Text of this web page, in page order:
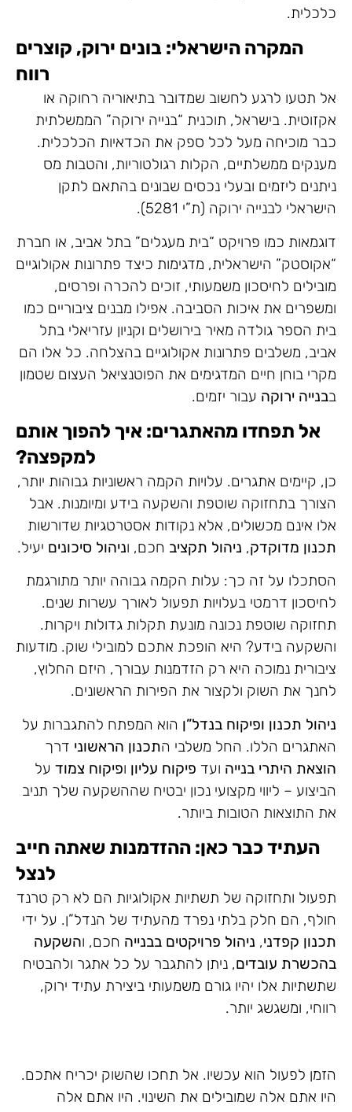
כלכלית.
המקרה הישראלי: בונים ירוק, קוצרים
רווח
אל תטעו לרגע לחשוב שמדובר בתיאוריה רחוקה או
אקזוטית. בישראל, תוכנית “בנייה ירוקה” הממשלתית
כבר מוכיחה מעל לכל ספק את הכדאיות הכלכלית.
מענקים ממשלתיים, הקלות רגולטוריות, והטבות מס
ניתנים ליזמים ובעלי נכסים שבונים בהתאם לתקן
הישראלי לבנייה ירוקה (ת”י 5281).
דוגמאות כמו פרויקט “בית מעגלים” בתל אביב, או חברת
“אקוסטק” הישראלית, מדגימות כיצד פתרונות אקולוגיים
מובילים לחיסכון משמעותי, זוכים להכרה ופרסים,
ומשפרים את איכות הסביבה. אפילו מבנים ציבוריים כמו
בית הספר גולדה מאיר בירושלים וקניון עזריאלי בתל
אביב, משלבים פתרונות אקולוגיים בהצלחה. כל אלו הם
מקרי בוחן חיים המדגימים את הפוטנציאל העצום שטמון
בבנייה ירוקה עבור יזמים.
אל תפחדו מהאתגרים: איך להפוך אותם
למקפצה?
כן, קיימים אתגרים. עלויות הקמה ראשוניות גבוהות יותר,
הצורך בתחזוקה שוטפת והשקעה בידע ומיומנות. אבל
אלו אינם מכשולים, אלא נקודות אסטרטגיות שדורשות
תכנון מדוקדק, ניהול תקציב חכם, וניהול סיכונים יעיל.
הסתכלו על זה כך: עלות הקמה גבוהה יותר מתורגמת
לחיסכון דרמטי בעלויות תפעול לאורך עשרות שנים.
תחזוקה שוטפת נכונה מונעת תקלות גדולות ויקרות.
והשקעה בידע? היא הופכת אתכם למובילי שוק. מודעות
ציבורית נמוכה היא רק הזדמנות עבורך, היזם החלוץ,
לחנך את השוק ולקצור את הפירות הראשונים.
ניהול תכנון ופיקוח בנדל”ן הוא המפתח להתגברות על
האתגרים הללו. החל משלבי התכנון הראשוני דרך
הוצאת היתרי בנייה ועד פיקוח עליון ופיקוח צמוד על
הביצוע – ליווי מקצועי נכון יבטיח שההשקעה שלך תניב
את התוצאות הטובות ביותר.
העתיד כבר כאן: ההזדמנות שאתה חייב
לנצל
תפעול ותחזוקה של תשתיות אקולוגיות הם לא רק טרנד
חולף, הם חלק בלתי נפרד מהעתיד של הנדל”ן. על ידי
תכנון קפדני, ניהול פרויקטים בבנייה חכם, והשקעה
בהכשרת עובדים, ניתן להתגבר על כל אתגר ולהבטיח
שתשתיות אלו יהיו גורם משמעותי ביצירת עתיד ירוק,
רווחי, ומשגשג יותר.
הזמן לפעול הוא עכשיו. אל תחכו שהשוק יכריח אתכם.
היו אתם אלה שמובילים את השינוי. היו אתם אלה